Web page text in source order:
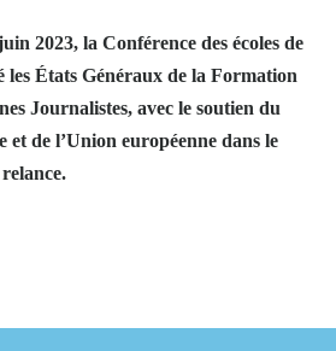
2023, la Conférence des écoles de
les États Généraux de la Formation
Journalistes, avec le soutien du
de l’Union européenne dans le